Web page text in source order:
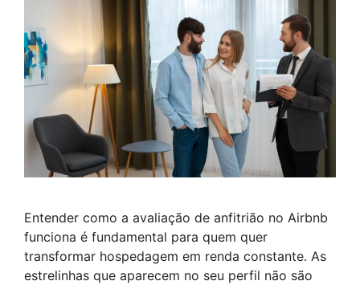
Entender como a avaliação de anfitrião no Airbnb
funciona é fundamental para quem quer
transformar hospedagem em renda constante. As
estrelinhas que aparecem no seu perfil não são